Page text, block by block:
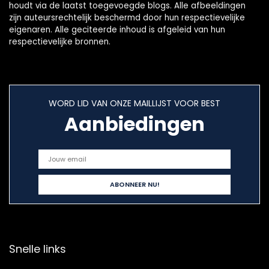
houdt via de laatst toegevoegde blogs. Alle afbeeldingen
zijn auteursrechtelijk beschermd door hun respectievelijke
eigenaren. Alle geciteerde inhoud is afgeleid van hun
respectievelijke bronnen.
WORD LID VAN ONZE MAILLIJST VOOR BEST
Aanbiedingen
Snelle links